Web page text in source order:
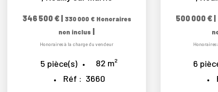
346 500 € | 330 000 € Honoraires
non inclus |
Honoraires à la charge du vendeur
5 pièce(s) 82 m²
Réf : 3660
500 000 € |
6